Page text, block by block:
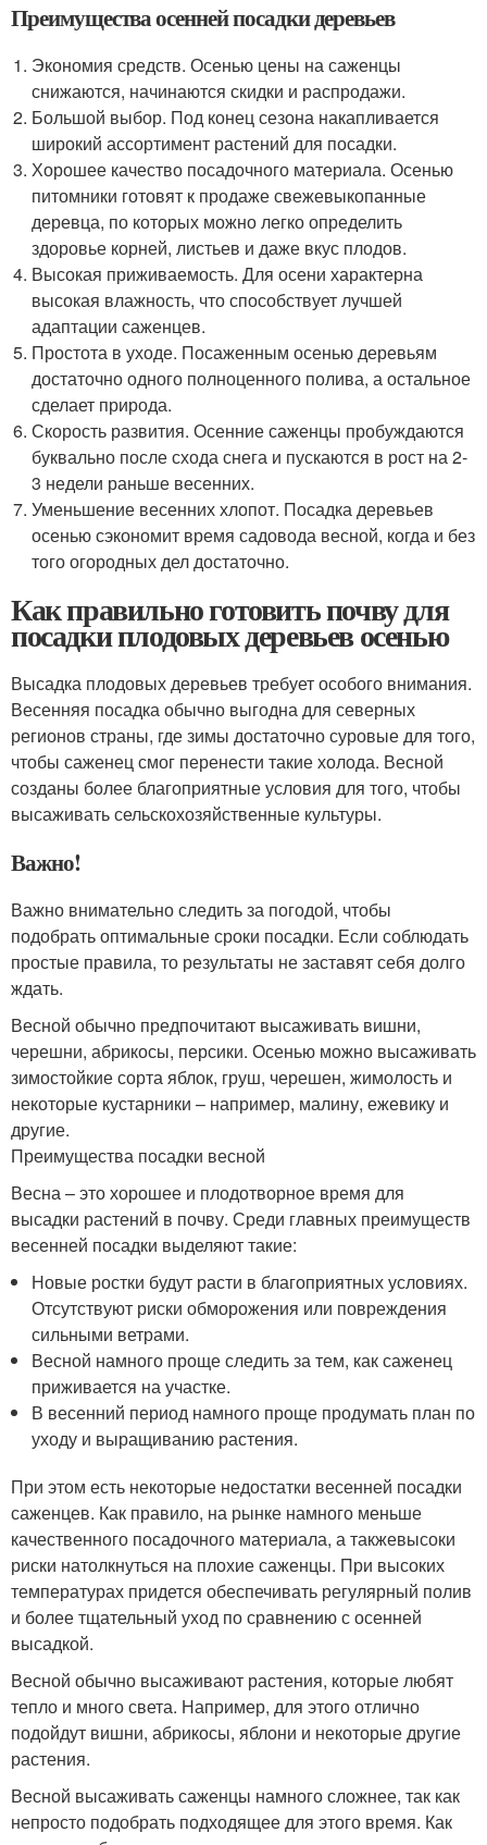
Преимущества осенней посадки деревьев
Экономия средств. Осенью цены на саженцы
снижаются, начинаются скидки и распродажи.
Большой выбор. Под конец сезона накапливается
широкий ассортимент растений для посадки.
Хорошее качество посадочного материала. Осенью
питомники готовят к продаже свежевыкопанные
деревца, по которых можно легко определить
здоровье корней, листьев и даже вкус плодов.
Высокая приживаемость. Для осени характерна
высокая влажность, что способствует лучшей
адаптации саженцев.
Простота в уходе. Посаженным осенью деревьям
достаточно одного полноценного полива, а остальное
сделает природа.
Скорость развития. Осенние саженцы пробуждаются
буквально после схода снега и пускаются в рост на 2-
3 недели раньше весенних.
Уменьшение весенних хлопот. Посадка деревьев
осенью сэкономит время садовода весной, когда и без
того огородных дел достаточно.
Как правильно готовить почву для
посадки плодовых деревьев осенью
Высадка плодовых деревьев требует особого внимания.
Весенняя посадка обычно выгодна для северных
регионов страны, где зимы достаточно суровые для того,
чтобы саженец смог перенести такие холода. Весной
созданы более благоприятные условия для того, чтобы
высаживать сельскохозяйственные культуры.
Важно!
Важно внимательно следить за погодой, чтобы
подобрать оптимальные сроки посадки. Если соблюдать
простые правила, то результаты не заставят себя долго
ждать.
Весной обычно предпочитают высаживать вишни,
черешни, абрикосы, персики. Осенью можно высаживать
зимостойкие сорта яблок, груш, черешен, жимолость и
некоторые кустарники – например, малину, ежевику и
другие.
Преимущества посадки весной
Весна – это хорошее и плодотворное время для
высадки растений в почву. Среди главных преимуществ
весенней посадки выделяют такие:
Новые ростки будут расти в благоприятных условиях.
Отсутствуют риски обморожения или повреждения
сильными ветрами.
Весной намного проще следить за тем, как саженец
приживается на участке.
В весенний период намного проще продумать план по
уходу и выращиванию растения.
При этом есть некоторые недостатки весенней посадки
саженцев. Как правило, на рынке намного меньше
качественного посадочного материала, а такжевысоки
риски натолкнуться на плохие саженцы. При высоких
температурах придется обеспечивать регулярный полив
и более тщательный уход по сравнению с осенней
высадкой.
Весной обычно высаживают растения, которые любят
тепло и много света. Например, для этого отлично
подойдут вишни, абрикосы, яблони и некоторые другие
растения.
Весной высаживать саженцы намного сложнее, так как
непросто подобрать подходящее для этого время. Как